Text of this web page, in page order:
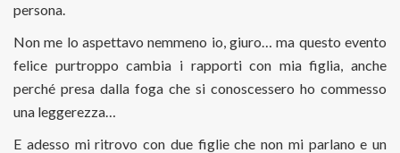
persona.
Non me lo aspettavo nemmeno io, giuro… ma questo evento
felice purtroppo cambia i rapporti con mia figlia, anche
perché presa dalla foga che si conoscessero ho commesso
una leggerezza…
E adesso mi ritrovo con due figlie che non mi parlano e un